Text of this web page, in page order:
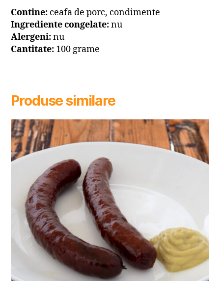
Contine: ceafa de porc, condimente
Ingrediente congelate:nu
Alergeni:nu
Cantitate: 100 grame
Produse similare